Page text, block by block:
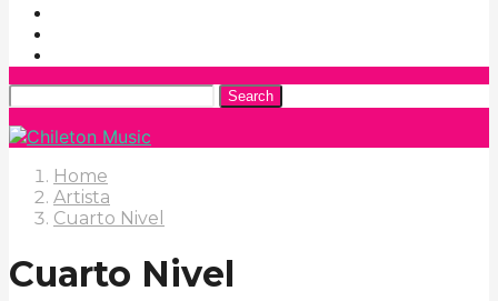
Search
Home
Artista
Cuarto Nivel
Cuarto Nivel